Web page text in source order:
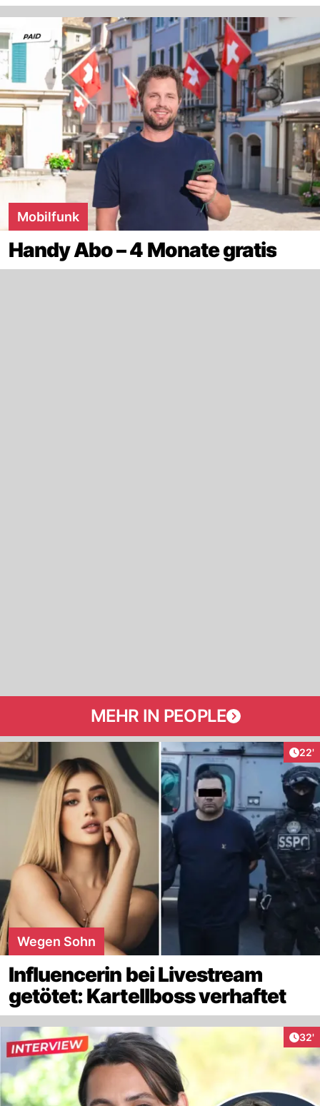
Mobilfunk
Handy Abo – 4 Monate gratis
MEHR IN PEOPLE
22'
Wegen Sohn
Influencerin bei Livestream
getötet: Kartellboss verhaftet
32'